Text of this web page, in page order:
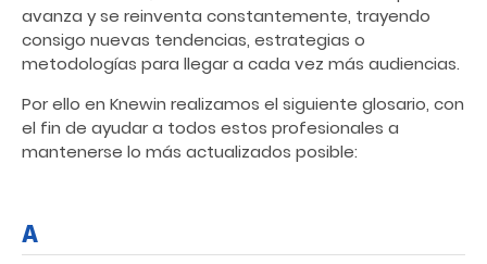
avanza y se reinventa constantemente, trayendo
consigo nuevas tendencias, estrategias o
metodologías para llegar a cada vez más audiencias.
Por ello en Knewin realizamos el siguiente glosario, con
el fin de ayudar a todos estos profesionales a
mantenerse lo más actualizados posible:
A